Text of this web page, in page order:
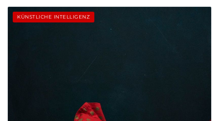
KÜNSTLICHE INTELLIGENZ